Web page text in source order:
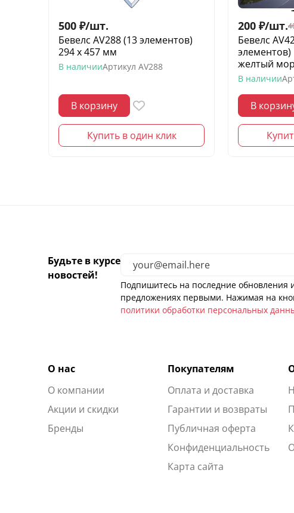
500 ₽/шт.
Бевелс AV288 (13 элементов)
294 х 457 мм
В наличииАртикул AV288
В корзину
Купить в один клик
200 ₽/шт.
Бевелс
желтый
В наличии
В
Будьте в курсе
новостей!
Подпишитесь на последние обновления
предложениях первыми. Нажимая на
политики обработки персональных
О нас
О компании
Акции и скидки
Бренды
Покупателям
Оплата и доставка
Гарантии и возвраты
Публичная оферта
Конфиденциальность
Карта сайта